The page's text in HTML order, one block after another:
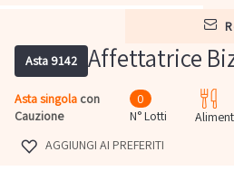
Asta 9142 Affettatrice
Asta singola con
Cauzione
0
N° Lotti
AGGIUNGI AI PREFERITI